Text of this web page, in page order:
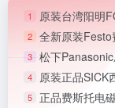
1 原装台湾阳明
2 全新原装
3 松下
4 原装正品SICK
5 正品费斯托电